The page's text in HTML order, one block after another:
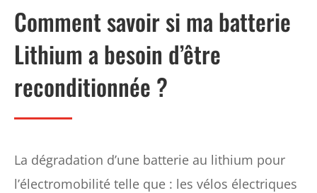
Comment savoir si ma batterie
Lithium a besoin d’être
reconditionnée ?
La dégradation d’une batterie au lithium pour
l’électromobilité telle que : les vélos électriques